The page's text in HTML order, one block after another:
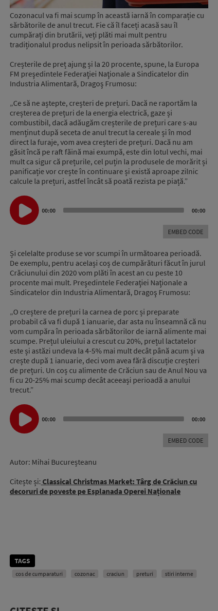
Cozonacul va fi mai scump în această iarnă în comparație cu
sărbătorile de anul trecut. Fie că îl faceți acasă sau îl
cumpărați din brutării, veți plăti mai mult pentru
tradiționalul produs nelipsit în perioada sărbătorilor.
Creșterile de preț ajung și la 20 procente, spune, la Europa
FM preşedintele Federaţiei Naţionale a Sindicatelor din
Industria Alimentară, Dragoş Frumosu:
„Ce să ne aștepte, creșteri de prețuri. Dacă ne raportăm la
creșterea de prețuri de la energia electrică, gaze și
combustibil, dacă adăugăm creșterile de prețuri care s-au
menținut după seceta de anul trecut la cereale și în mod
direct la furaje, vom avea creșteri de prețuri. Dacă nu am
găsit încă pe raft făină mai exumpă, este din lotul vechi, mai
mult ca sigur că prețurile, cel puțin la produsele de morărit și
panificație vor crește în continuare și există aproape zilnic
calcule la prețuri, astfel încât să poată rezista pe piață.”
Audio
Player
00:00 00:00
EMBED CODE
Și celelalte produse se vor scumpi în următoarea perioadă.
De exemplu, pentru același coș de cumpărături făcut în jurul
Crăciunului din 2020 vom plăti în acest an cu peste 10
procente mai mult. Preşedintele Federaţiei Naţionale a
Sindicatelor din Industria Alimentară, Dragoş Frumosu:
„O creștere de prețuri la carnea de porc și preparate
probabil că va fi după 1 ianuarie, dar asta nu înseamnă că nu
vom cumpăra în perioada sărbătorilor de iarnă alimente mai
scumpe. Prețul uleiului a crescut cu 20%, prețul lactatelor
este și astăzi undeva la 4-5% mai mult decât până acum și va
crește după 1 ianuarie, deci vom avea fără discuție creșteri
de prețuri. Un coș cu alimente de Crăciun sau de Anul Nou va
fi cu 20-25% mai scump decât aceeași perioadă a anului
trecut.”
Audio
Player
00:00 00:00
EMBED CODE
Autor: Mihai Bucureșteanu
Citește și: Classical Christmas Market: Târg de Crăciun cu
decoruri de poveste pe Esplanada Operei Naționale
TAGS
cos de cumparaturi cozonac craciun preturi stiri interne